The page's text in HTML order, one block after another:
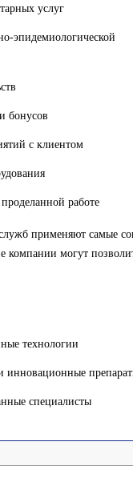
услуг
эпидемиологической
бонусов
с клиентом
работе
применяют самые
компании могут
технологии
инновационные
специалисты